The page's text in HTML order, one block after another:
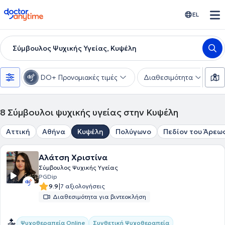
doctoranytime EL
Σύμβουλος Ψυχικής Υγείας, Κυψέλη
DO+ Προνομιακές τιμές Διαθεσιμότητα
8 Σύμβουλοι ψυχικής υγείας στην Κυψέλη
Αττική Αθήνα Κυψέλη Πολύγωνο Πεδίον του
Αλάτση Χριστίνα
Σύμβουλος Ψυχικής Υγείας
PGDip
9.9|7 αξιολογήσεις
Διαθεσιμότητα για βιντεοκλήση
Ψυχοθεραπεία Online
Συνθετική Ψυχοθεραπεία